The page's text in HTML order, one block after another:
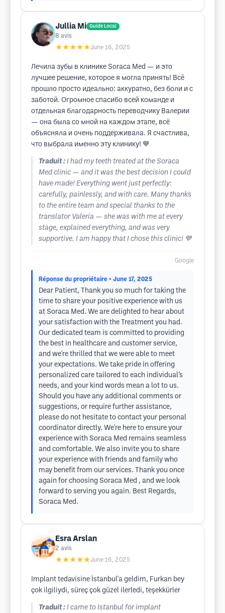
Jullia Mi Guide Local
8 avis
★★★★★June 16, 2025
Лечила зубы в клинике Soraca Med — и это
лучшее решение, которое я могла принять! Всё
прошло просто идеально: аккуратно, без боли и с
заботой. Огромное спасибо всей команде и
отдельная благодарность переводчику Валерии
— она была со мной на каждом этапе, всё
объясняла и очень поддерживала. Я счастлива,
что выбрала именно эту клинику! 💙
Traduit : I had my teeth treated at the Soraca
Med clinic — and it was the best decision I could
have made! Everything went just perfectly:
carefully, painlessly, and with care. Many thanks
to the entire team and special thanks to the
translator Valeria — she was with me at every
stage, explained everything, and was very
supportive. I am happy that I chose this clinic! 💙
Google
Réponse du propriétaire • June 17, 2025
Dear Patient, Thank you so much for taking the
time to share your positive experience with us
at Soraca Med. We are delighted to hear about
your satisfaction with the Treatment you had.
Our dedicated team is committed to providing
the best in healthcare and customer service,
and we're thrilled that we were able to meet
your expectations. We take pride in offering
personalized care tailored to each individual’s
needs, and your kind words mean a lot to us.
Should you have any additional comments or
suggestions, or require further assistance,
please do not hesitate to contact your personal
coordinator directly. We're here to ensure your
experience with Soraca Med remains seamless
and comfortable. We also invite you to share
your experience with friends and family who
may benefit from our services. Thank you once
again for choosing Soraca Med , and we look
forward to serving you again. Best Regards,
Soraca Med.
Esra Arslan
2 avis
★★★★★June 16, 2025
Implant tedavisine İstanbul'a geldim, Furkan bey
çok ilgiliydi, süreç çok güzel ilerledi, teşekkürler
Traduit : I came to Istanbul for implant